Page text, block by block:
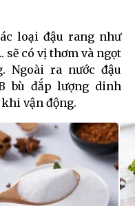
loại đậu rang như
sẽ có vị thơm và ngọt
Ngoài ra nước đậu
bù đắp lượng dinh
vận động.